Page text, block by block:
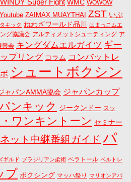
WINDY Super Fight WMC WOWOW
Youtube ZAIMAX MUAYTHAI ZST いぶ
キック ねわざワールド品川
はまっこムエ
グ協議会 アルティメットシューティング ア
興会 キングダムエルガイツ ギー
プリング コラム コンバットレ
シュートボクシン
ャパンAMMA協会 ジャパンカップ
ンキック ジークンドー スッ
ワンキントーン セミナー
ネット中継番組ガイド パ
ギルド ブラジリアン柔術 ベラトール ベルトレ
プ ボクシング マッハ祭り マリオンアパ